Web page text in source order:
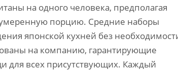
на одного человека, предполагая
порцию. Средние наборы
японской кухней без
на компанию, гарантирующие
для всех присутствующих. Каждый